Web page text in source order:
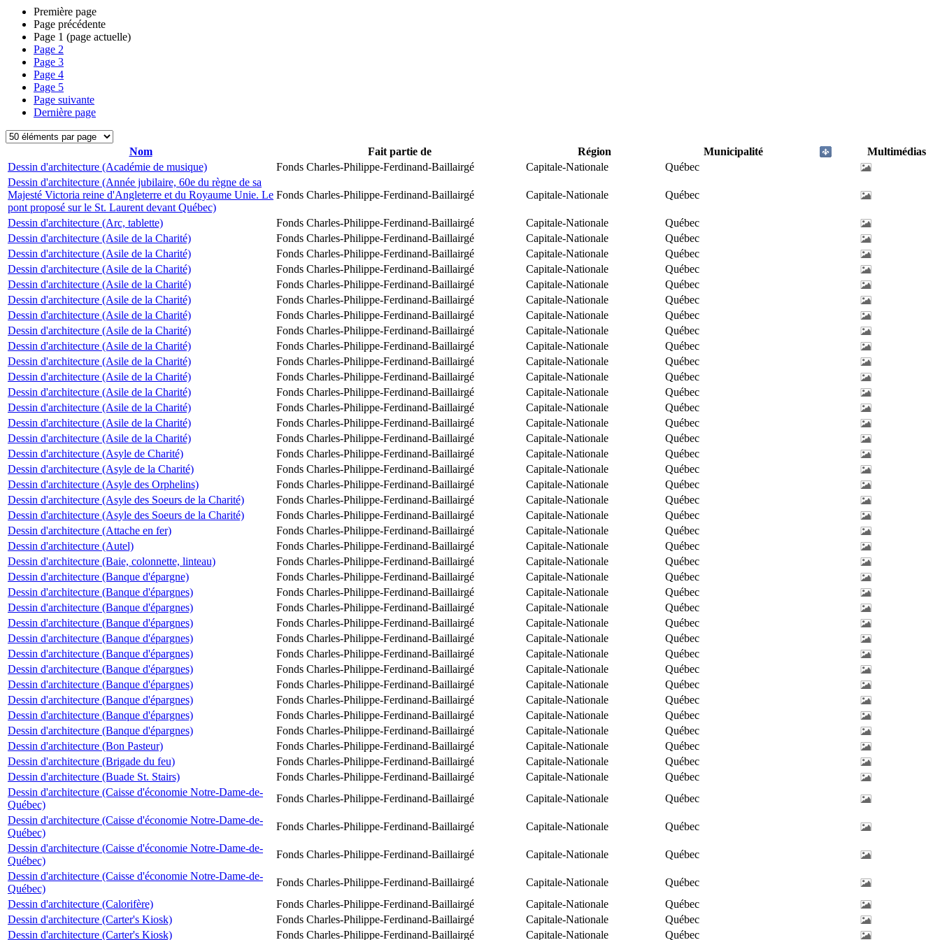
Première page
Page précédente
Page 1 (page actuelle)
Page 2
Page 3
Page 4
Page 5
Page suivante
Dernière page
Nom Fait partie de Région Municipalité
Multimédias
Dessin d'architecture (Académie de musique)
Fonds Charles-Philippe-Ferdinand-Baillairgé Capitale-Nationale
Québec
Dessin d'architecture (Année jubilaire, 60e du règne de sa
Majesté Victoria reine d'Angleterre et du Royaume Unie. Le
pont proposé sur le St. Laurent devant Québec)
Fonds Charles-Philippe-Ferdinand-Baillairgé Capitale-Nationale Québec
Dessin d'architecture (Arc, tablette) Fonds Charles-Philippe-Ferdinand-Baillairgé Capitale-Nationale
Québec
Dessin d'architecture (Asile de la Charité)
Fonds Charles-Philippe-Ferdinand-Baillairgé Capitale-Nationale
Québec
Dessin d'architecture (Asile de la Charité)
Fonds Charles-Philippe-Ferdinand-Baillairgé Capitale-Nationale
Québec
Dessin d'architecture (Asile de la Charité)
Fonds Charles-Philippe-Ferdinand-Baillairgé Capitale-Nationale
Québec
Dessin d'architecture (Asile de la Charité)
Fonds Charles-Philippe-Ferdinand-Baillairgé Capitale-Nationale
Québec
Dessin d'architecture (Asile de la Charité)
Fonds Charles-Philippe-Ferdinand-Baillairgé Capitale-Nationale
Québec
Dessin d'architecture (Asile de la Charité)
Fonds Charles-Philippe-Ferdinand-Baillairgé Capitale-Nationale
Québec
Dessin d'architecture (Asile de la Charité)
Fonds Charles-Philippe-Ferdinand-Baillairgé Capitale-Nationale
Québec
Dessin d'architecture (Asile de la Charité)
Fonds Charles-Philippe-Ferdinand-Baillairgé Capitale-Nationale
Québec
Dessin d'architecture (Asile de la Charité)
Fonds Charles-Philippe-Ferdinand-Baillairgé Capitale-Nationale
Québec
Dessin d'architecture (Asile de la Charité)
Fonds Charles-Philippe-Ferdinand-Baillairgé Capitale-Nationale
Québec
Dessin d'architecture (Asile de la Charité)
Fonds Charles-Philippe-Ferdinand-Baillairgé Capitale-Nationale
Québec
Dessin d'architecture (Asile de la Charité)
Fonds Charles-Philippe-Ferdinand-Baillairgé Capitale-Nationale
Québec
Dessin d'architecture (Asile de la Charité)
Fonds Charles-Philippe-Ferdinand-Baillairgé Capitale-Nationale
Québec
Dessin d'architecture (Asile de la Charité)
Fonds Charles-Philippe-Ferdinand-Baillairgé Capitale-Nationale
Québec
Dessin d'architecture (Asyle de Charité)
Fonds Charles-Philippe-Ferdinand-Baillairgé Capitale-Nationale
Québec
Dessin d'architecture (Asyle de la Charité)
Fonds Charles-Philippe-Ferdinand-Baillairgé Capitale-Nationale
Québec
Dessin d'architecture (Asyle des Orphelins)
Fonds Charles-Philippe-Ferdinand-Baillairgé Capitale-Nationale
Québec
Dessin d'architecture (Asyle des Soeurs de la Charité)
Fonds Charles-Philippe-Ferdinand-Baillairgé Capitale-Nationale
Québec
Dessin d'architecture (Asyle des Soeurs de la Charité)
Fonds Charles-Philippe-Ferdinand-Baillairgé Capitale-Nationale
Québec
Dessin d'architecture (Attache en fer)
Fonds Charles-Philippe-Ferdinand-Baillairgé Capitale-Nationale
Québec
Dessin d'architecture (Autel)
Fonds Charles-Philippe-Ferdinand-Baillairgé Capitale-Nationale
Québec
Dessin d'architecture (Baie, colonnette, linteau)
Fonds Charles-Philippe-Ferdinand-Baillairgé Capitale-Nationale
Québec
Dessin d'architecture (Banque d'épargne)
Fonds Charles-Philippe-Ferdinand-Baillairgé Capitale-Nationale
Québec
Dessin d'architecture (Banque d'épargnes)
Fonds Charles-Philippe-Ferdinand-Baillairgé Capitale-Nationale
Québec
Dessin d'architecture (Banque d'épargnes)
Fonds Charles-Philippe-Ferdinand-Baillairgé Capitale-Nationale
Québec
Dessin d'architecture (Banque d'épargnes)
Fonds Charles-Philippe-Ferdinand-Baillairgé Capitale-Nationale
Québec
Dessin d'architecture (Banque d'épargnes)
Fonds Charles-Philippe-Ferdinand-Baillairgé Capitale-Nationale
Québec
Dessin d'architecture (Banque d'épargnes)
Fonds Charles-Philippe-Ferdinand-Baillairgé Capitale-Nationale
Québec
Dessin d'architecture (Banque d'épargnes)
Fonds Charles-Philippe-Ferdinand-Baillairgé Capitale-Nationale
Québec
Dessin d'architecture (Banque d'épargnes)
Fonds Charles-Philippe-Ferdinand-Baillairgé Capitale-Nationale
Québec
Dessin d'architecture (Banque d'épargnes)
Fonds Charles-Philippe-Ferdinand-Baillairgé Capitale-Nationale
Québec
Dessin d'architecture (Banque d'épargnes)
Fonds Charles-Philippe-Ferdinand-Baillairgé Capitale-Nationale
Québec
Dessin d'architecture (Banque d'épargnes)
Fonds Charles-Philippe-Ferdinand-Baillairgé Capitale-Nationale
Québec
Dessin d'architecture (Bon Pasteur)
Fonds Charles-Philippe-Ferdinand-Baillairgé Capitale-Nationale
Québec
Dessin d'architecture (Brigade du feu)
Fonds Charles-Philippe-Ferdinand-Baillairgé Capitale-Nationale
Québec
Dessin d'architecture (Buade St. Stairs)
Fonds Charles-Philippe-Ferdinand-Baillairgé Capitale-Nationale
Québec
Dessin d'architecture (Caisse d'économie Notre-Dame-de-
Québec)
Fonds Charles-Philippe-Ferdinand-Baillairgé Capitale-Nationale
Québec
Dessin d'architecture (Caisse d'économie Notre-Dame-de-
Québec)
Fonds Charles-Philippe-Ferdinand-Baillairgé Capitale-Nationale
Québec
Dessin d'architecture (Caisse d'économie Notre-Dame-de-
Québec)
Fonds Charles-Philippe-Ferdinand-Baillairgé Capitale-Nationale
Québec
Dessin d'architecture (Caisse d'économie Notre-Dame-de-
Québec)
Fonds Charles-Philippe-Ferdinand-Baillairgé Capitale-Nationale
Québec
Dessin d'architecture (Calorifère)
Fonds Charles-Philippe-Ferdinand-Baillairgé Capitale-Nationale
Québec
Dessin d'architecture (Carter's Kiosk)
Fonds Charles-Philippe-Ferdinand-Baillairgé Capitale-Nationale
Québec
Dessin d'architecture (Carter's Kiosk)
Fonds Charles-Philippe-Ferdinand-Baillairgé Capitale-Nationale Québec